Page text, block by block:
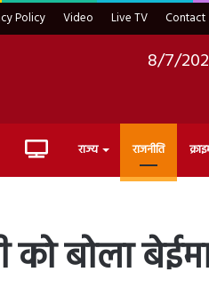
Policy Video Live TV Contact
8/7/
Live राज्य राजनीति
को बोला